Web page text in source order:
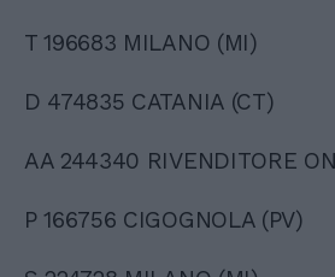
T 196683 MILANO (MI)
D 474835 CATANIA (CT)
AA 244340 RIVENDITORE
P 166756 CIGOGNOLA (PV)